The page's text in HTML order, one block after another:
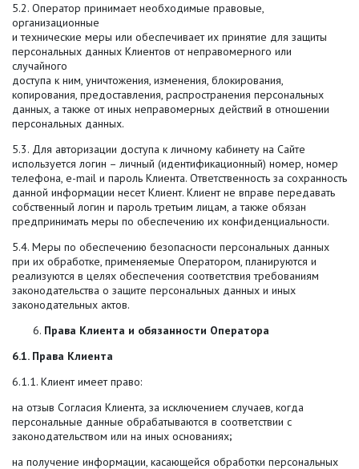
5.2. Оператор принимает необходимые правовые,
организационные
и технические меры или обеспечивает их принятие для защиты
персональных данных Клиентов от неправомерного или
случайного
доступа к ним, уничтожения, изменения, блокирования,
копирования, предоставления, распространения персональных
данных, а также от иных неправомерных действий в отношении
персональных данных.
5.3. Для авторизации доступа к личному кабинету на Сайте
используется логин – личный (идентификационный) номер, номер
телефона, е-mail и пароль Клиента. Ответственность за сохранность
данной информации несет Клиент. Клиент не вправе передавать
собственный логин и пароль третьим лицам, а также обязан
предпринимать меры по обеспечению их конфиденциальности.
5.4. Меры по обеспечению безопасности персональных данных
при их обработке, применяемые Оператором, планируются и
реализуются в целях обеспечения соответствия требованиям
законодательства о защите персональных данных и иных
законодательных актов.
Права Клиента и обязанности Оператора
6.1. Права Клиента
6.1.1. Клиент имеет право:
на отзыв Согласия Клиента, за исключением случаев, когда
персональные данные обрабатываются в соответствии с
законодательством или на иных основаниях;
на получение информации, касающейся обработки персональных